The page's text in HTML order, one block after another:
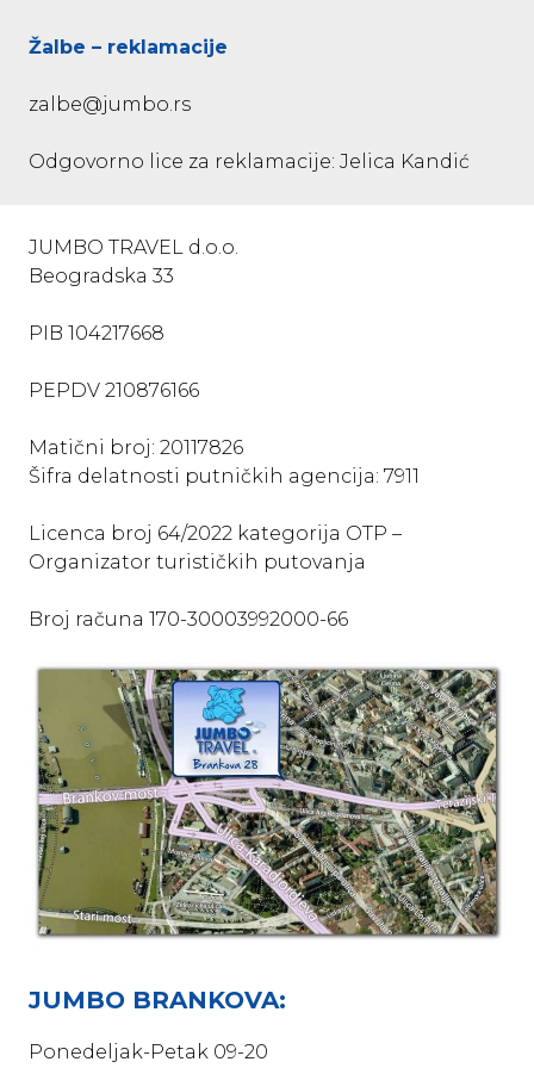
Žalbe – reklamacije
zalbe@jumbo.rs
Odgovorno lice za reklamacije: Jelica Kandić
JUMBO TRAVEL d.o.o.
Beogradska 33
PIB 104217668
PEPDV 210876166
Matični broj: 20117826
Šifra delatnosti putničkih agencija: 7911
Licenca broj 64/2022 kategorija OTP –
Organizator turističkih putovanja
Broj računa 170-30003992000-66
JUMBO BRANKOVA:
Ponedeljak-Petak 09-20